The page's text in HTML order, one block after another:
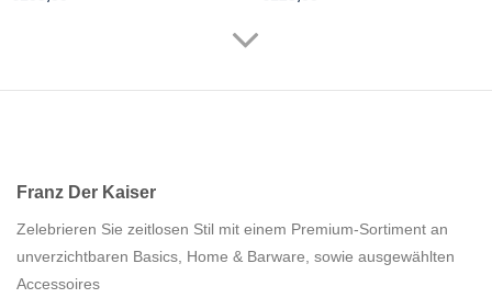
Franz Der Kaiser
Zelebrieren Sie zeitlosen Stil mit einem Premium-Sortiment an
unverzichtbaren Basics, Home & Barware, sowie ausgewählten
Accessoires